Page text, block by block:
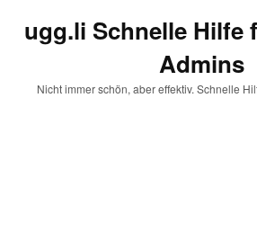
ugg.li Schnelle Hilfe
Admins
Nicht immer schön, aber effektiv. Schnelle